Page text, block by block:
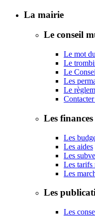
La mairie
Le conseil
Le mot
Le
Le
Les
Le
Les finances
Les
Les aides
Les
Les tarifs
Les
Les
Les